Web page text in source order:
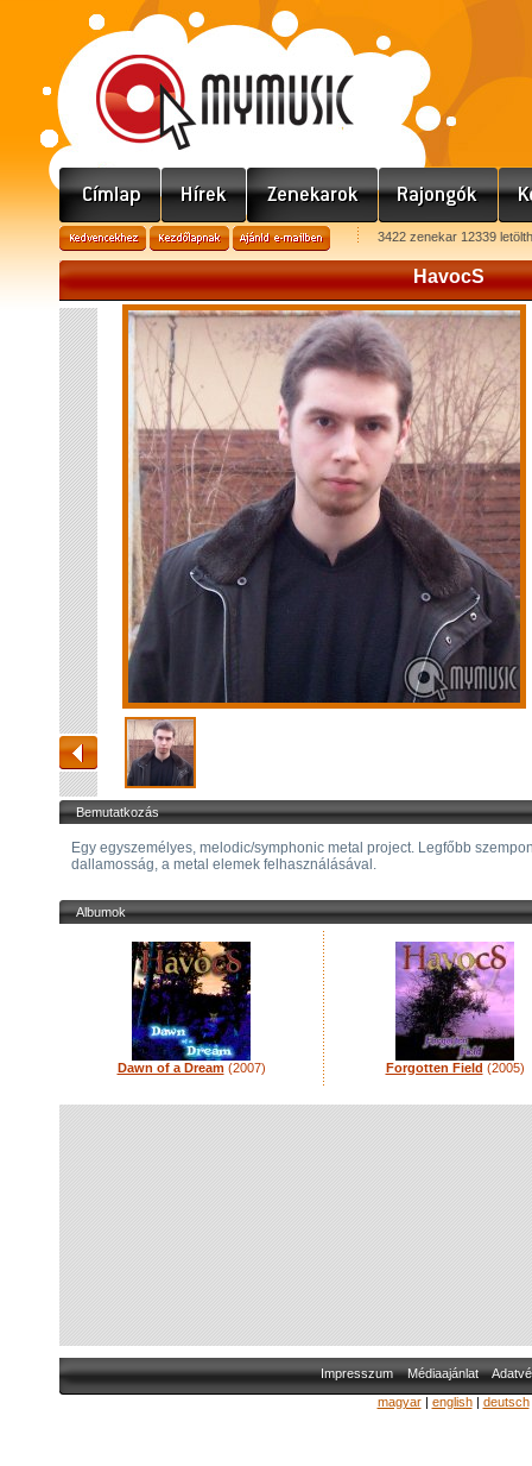
3422 zenekar 12339
HavocS
Bemutatkozás
Egy egyszemélyes, melodic/symphonic metal project. Legfőbb
dallamosság, a metal elemek felhasználásával.
Albumok
Dawn of a Dream(2007) Forgotten Field (2005)
Impresszum Médiaajánlat
magyar| english| deutsch